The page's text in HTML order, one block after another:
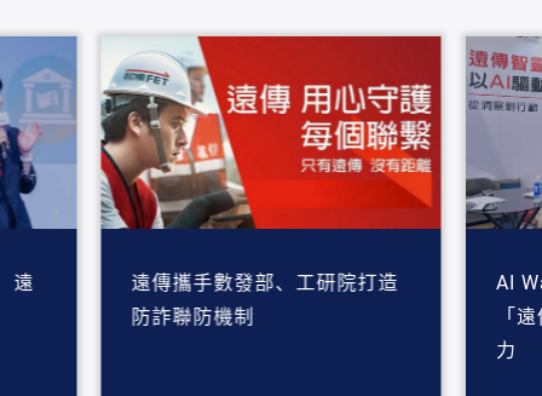
遠
遠傳攜手數發部、工研院打造
防詐聯防機制
AI
「
力